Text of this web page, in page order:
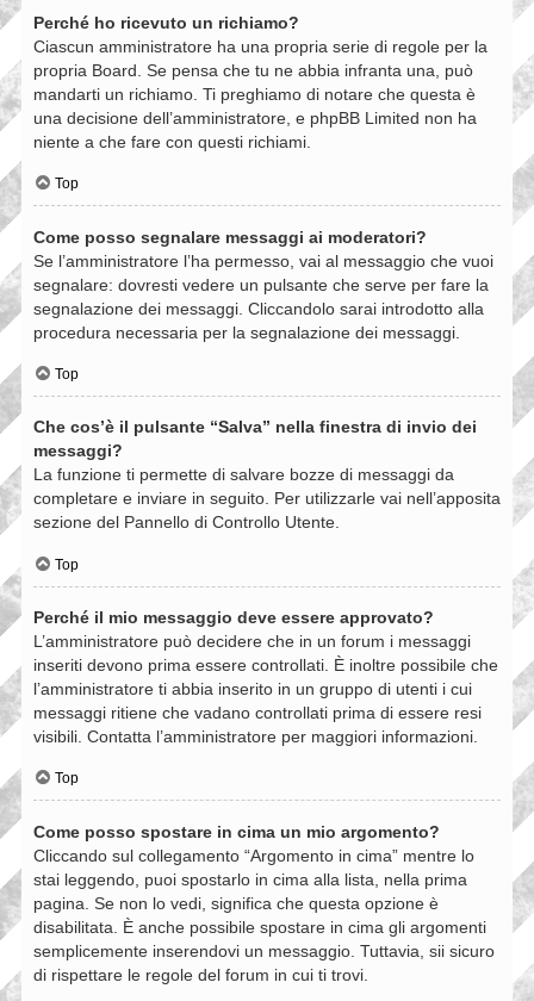
Perché ho ricevuto un richiamo?
Ciascun amministratore ha una propria serie di regole per la
propria Board. Se pensa che tu ne abbia infranta una, può
mandarti un richiamo. Ti preghiamo di notare che questa è
una decisione dell’amministratore, e phpBB Limited non ha
niente a che fare con questi richiami.
Top
Come posso segnalare messaggi ai moderatori?
Se l’amministratore l’ha permesso, vai al messaggio che vuoi
segnalare: dovresti vedere un pulsante che serve per fare la
segnalazione dei messaggi. Cliccandolo sarai introdotto alla
procedura necessaria per la segnalazione dei messaggi.
Top
Che cos’è il pulsante “Salva” nella finestra di invio dei
messaggi?
La funzione ti permette di salvare bozze di messaggi da
completare e inviare in seguito. Per utilizzarle vai nell’apposita
sezione del Pannello di Controllo Utente.
Top
Perché il mio messaggio deve essere approvato?
L’amministratore può decidere che in un forum i messaggi
inseriti devono prima essere controllati. È inoltre possibile che
l’amministratore ti abbia inserito in un gruppo di utenti i cui
messaggi ritiene che vadano controllati prima di essere resi
visibili. Contatta l’amministratore per maggiori informazioni.
Top
Come posso spostare in cima un mio argomento?
Cliccando sul collegamento “Argomento in cima” mentre lo
stai leggendo, puoi spostarlo in cima alla lista, nella prima
pagina. Se non lo vedi, significa che questa opzione è
disabilitata. È anche possibile spostare in cima gli argomenti
semplicemente inserendovi un messaggio. Tuttavia, sii sicuro
di rispettare le regole del forum in cui ti trovi.